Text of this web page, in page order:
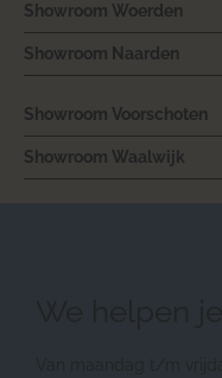
Showroom Woerden
Showroom Naarden
Showroom Voorschoten
Showroom Waalwijk